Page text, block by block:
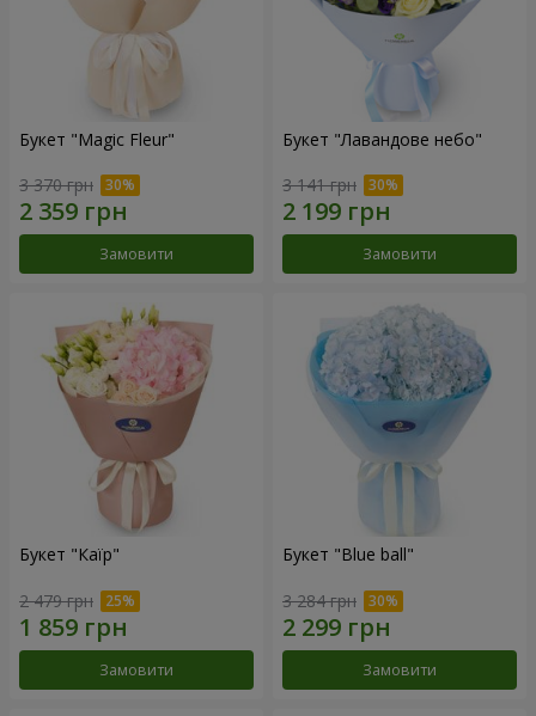
Букет "Magic Fleur"
3 370 грн
Замовити
Букет "Лавандове небо"
3 141 грн
Замовити
Букет "Каїр"
2 479 грн
Замовити
Букет "Blue ball"
3 284 грн
Замовити